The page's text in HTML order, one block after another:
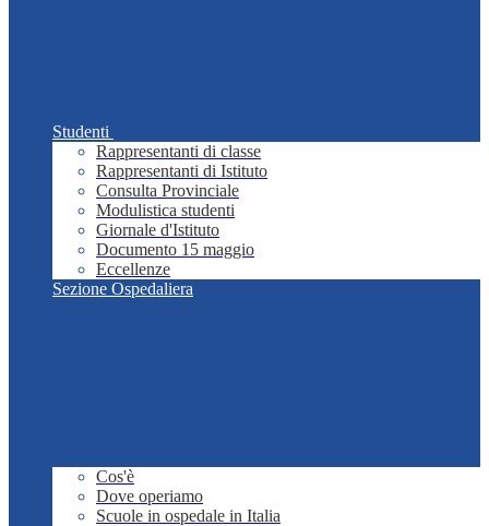
Studenti
Rappresentanti di classe
Rappresentanti di Istituto
Consulta Provinciale
Modulistica studenti
Giornale d'Istituto
Documento 15 maggio
Eccellenze
Sezione Ospedaliera
Cos'è
Dove operiamo
Scuole in ospedale in Italia